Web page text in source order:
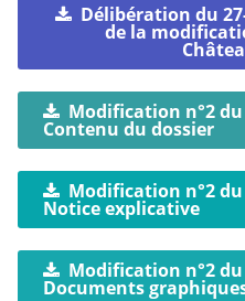
Délibération du
de la
Modification n°2
Contenu du dossier
Modification n°2
Notice explicative
Modification n°2
Documents